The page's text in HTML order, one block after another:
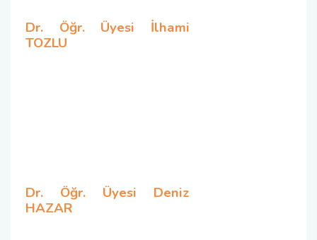
Dr. Öğr. Üyesi İlhami
TOZLU
Dr. Öğr. Üyesi Deniz
HAZAR